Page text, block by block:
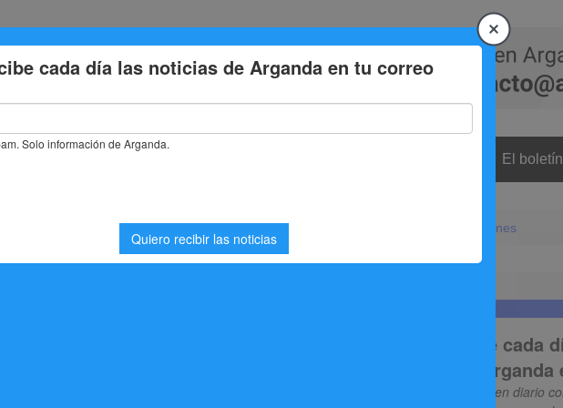
El boletín
su alianza con la Federación Madrileña de Judo para atraer grandes competiciones
con la
de Judo para atraer